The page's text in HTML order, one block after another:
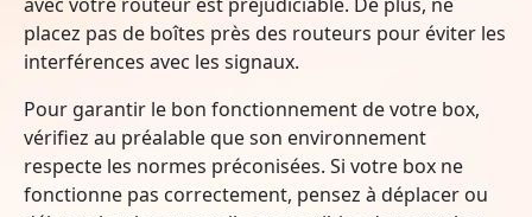
placez pas de boîtes près des routeurs pour éviter les
interférences avec les signaux.
Pour garantir le bon fonctionnement de votre box,
vérifiez au préalable que son environnement
respecte les normes préconisées. Si votre box ne
fonctionne pas correctement, pensez à déplacer ou